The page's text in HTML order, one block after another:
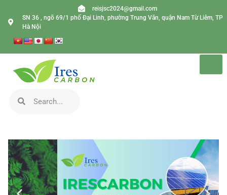
reisjsc2024@gmail.com
SN 36 , ngõ 69/1 phố Đại Linh, phường Trung Văn, quận Nam Từ Liêm, TP
Hà Nội